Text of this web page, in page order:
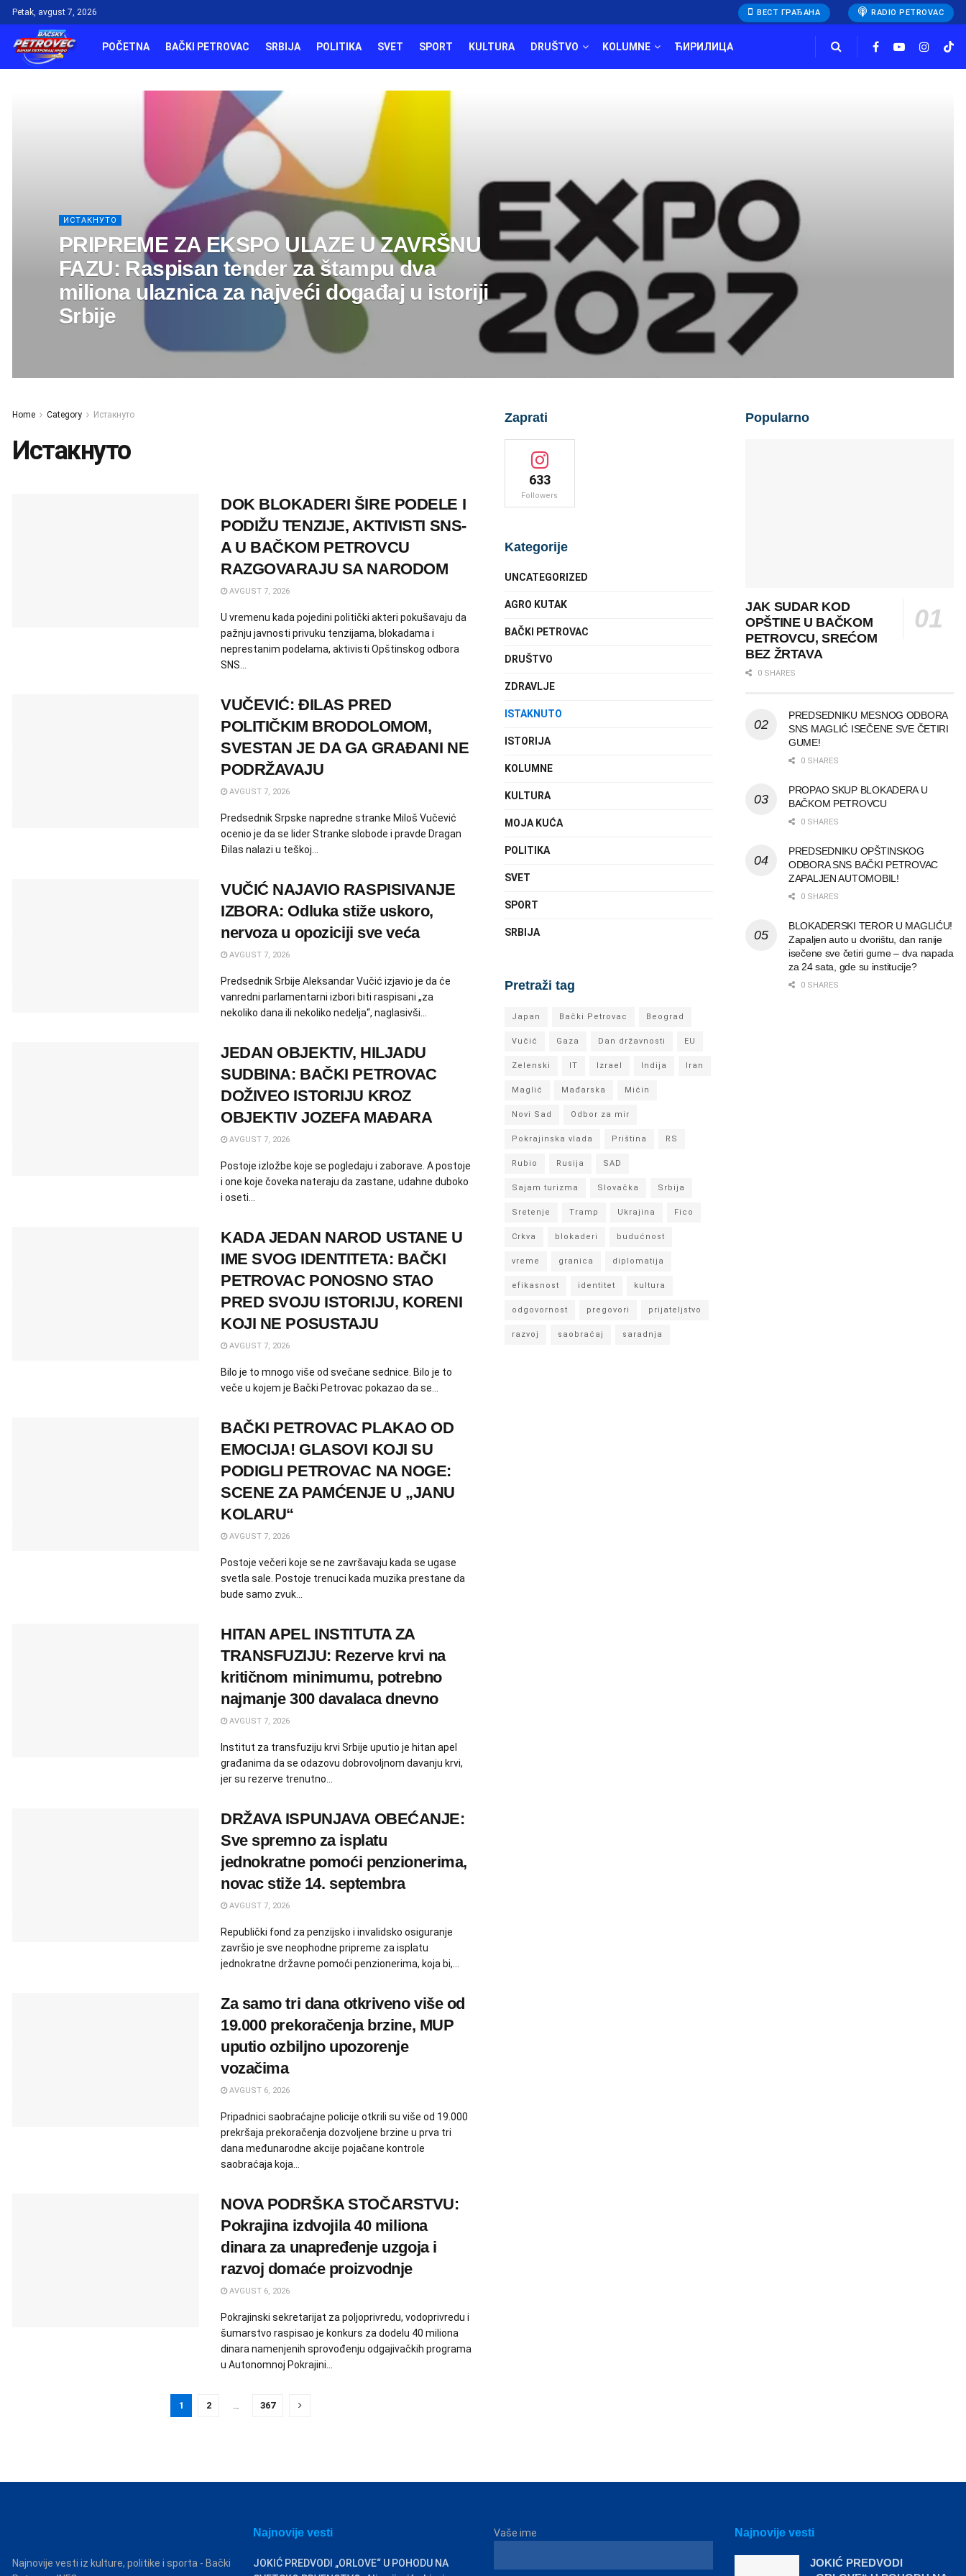
Petak, avgust 7, 2026 ВЕСТ ГРАЂАНА RADIO PETROVAC
POČETNA BAČKI PETROVAC SRBIJA POLITIKA SVET SPORT KULTURA DRUŠTVO KOLUMNE ЋИРИЛИЦА
ИСТАКНУТО
PRIPREME ZA EKSPO ULAZE U ZAVRŠNU
FAZU: Raspisan tender za štampu dva
miliona ulaznica za najveći događaj u istoriji
Srbije
Home Category Истакнуто
Истакнуто
DOK BLOKADERI ŠIRE PODELE I
PODIŽU TENZIJE, AKTIVISTI SNS-
A U BAČKOM PETROVCU
RAZGOVARAJU SA NARODOM
AVGUST 7, 2026
U vremenu kada pojedini politički akteri pokušavaju da
pažnju javnosti privuku tenzijama, blokadama i
neprestanim podelama, aktivisti Opštinskog odbora
SNS...
VUČEVIĆ: ĐILAS PRED
POLITIČKIM BRODOLOMOM,
SVESTAN JE DA GA GRAĐANI NE
PODRŽAVAJU
AVGUST 7, 2026
Predsednik Srpske napredne stranke Miloš Vučević
ocenio je da se lider Stranke slobode i pravde Dragan
Đilas nalazi u teškoj...
VUČIĆ NAJAVIO RASPISIVANJE
IZBORA: Odluka stiže uskoro,
nervoza u opoziciji sve veća
AVGUST 7, 2026
Predsednik Srbije Aleksandar Vučić izjavio je da će
vanredni parlamentarni izbori biti raspisani „za
nekoliko dana ili nekoliko nedelja“, naglasivši...
JEDAN OBJEKTIV, HILJADU
SUDBINA: BAČKI PETROVAC
DOŽIVEO ISTORIJU KROZ
OBJEKTIV JOZEFA MAĐARA
AVGUST 7, 2026
Postoje izložbe koje se pogledaju i zaborave. A postoje
i one koje čoveka nateraju da zastane, udahne duboko
i oseti...
KADA JEDAN NAROD USTANE U
IME SVOG IDENTITETA: BAČKI
PETROVAC PONOSNO STAO
PRED SVOJU ISTORIJU, KORENI
KOJI NE POSUSTAJU
AVGUST 7, 2026
Bilo je to mnogo više od svečane sednice. Bilo je to
veče u kojem je Bački Petrovac pokazao da se...
BAČKI PETROVAC PLAKAO OD
EMOCIJA! GLASOVI KOJI SU
PODIGLI PETROVAC NA NOGE:
SCENE ZA PAMĆENJE U „JANU
KOLARU“
AVGUST 7, 2026
Postoje večeri koje se ne završavaju kada se ugase
svetla sale. Postoje trenuci kada muzika prestane da
bude samo zvuk...
HITAN APEL INSTITUTA ZA
TRANSFUZIJU: Rezerve krvi na
kritičnom minimumu, potrebno
najmanje 300 davalaca dnevno
AVGUST 7, 2026
Institut za transfuziju krvi Srbije uputio je hitan apel
građanima da se odazovu dobrovoljnom davanju krvi,
jer su rezerve trenutno...
DRŽAVA ISPUNJAVA OBEĆANJE:
Sve spremno za isplatu
jednokratne pomoći penzionerima,
novac stiže 14. septembra
AVGUST 7, 2026
Republički fond za penzijsko i invalidsko osiguranje
završio je sve neophodne pripreme za isplatu
jednokratne državne pomoći penzionerima, koja bi,...
Za samo tri dana otkriveno više od
19.000 prekoračenja brzine, MUP
uputio ozbiljno upozorenje
vozačima
AVGUST 6, 2026
Pripadnici saobraćajne policije otkrili su više od 19.000
prekršaja prekoračenja dozvoljene brzine u prva tri
dana međunarodne akcije pojačane kontrole
saobraćaja koja...
NOVA PODRŠKA STOČARSTVU:
Pokrajina izdvojila 40 miliona
dinara za unapređenje uzgoja i
razvoj domaće proizvodnje
AVGUST 6, 2026
Pokrajinski sekretarijat za poljoprivredu, vodoprivredu i
šumarstvo raspisao je konkurs za dodelu 40 miliona
dinara namenjenih sprovođenju odgajivačkih programa
u Autonomnoj Pokrajini...
1 2 … 367
Zaprati
633
Followers
Kategorije
UNCATEGORIZED
AGRO KUTAK
BAČKI PETROVAC
DRUŠTVO
ZDRAVLJE
ISTAKNUTO
ISTORIJA
KOLUMNE
KULTURA
MOJA KUĆA
POLITIKA
SVET
SPORT
SRBIJA
Pretraži tag
Japan Bački Petrovac Beograd
Vučić Gaza Dan državnosti EU
Zelenski IT Izrael Indija Iran
Maglić Mađarska Mićin
Novi Sad Odbor za mir
Pokrajinska vlada Priština RS
Rubio Rusija SAD
Sajam turizma Slovačka Srbija
Sretenje Tramp Ukrajina Fico
Crkva blokaderi budućnost
vreme granica diplomatija
efikasnost identitet kultura
odgovornost pregovori prijateljstvo
razvoj saobraćaj saradnja
Popularno
JAK SUDAR KOD
OPŠTINE U BAČKOM
PETROVCU, SREĆOM
BEZ ŽRTAVA
0 SHARES
PREDSEDNIKU MESNOG ODBORA
SNS MAGLIĆ ISEČENE SVE ČETIRI
GUME!
0 SHARES
PROPAO SKUP BLOKADERA U
BAČKOM PETROVCU
0 SHARES
PREDSEDNIKU OPŠTINSKOG
ODBORA SNS BAČKI PETROVAC
ZAPALJEN AUTOMOBIL!
0 SHARES
BLOKADERSKI TEROR U MAGLIĆU!
Zapaljen auto u dvorištu, dan ranije
isečene sve četiri gume – dva napada
za 24 sata, gde su institucije?
0 SHARES
Najnovije vesti iz kulture, politike i sporta - Bački
Najnovije vesti
JOKIĆ PREDVODI „ORLOVE“ U POHODU NA
Vaše ime Najnovije vesti
JOKIĆ PREDVODI